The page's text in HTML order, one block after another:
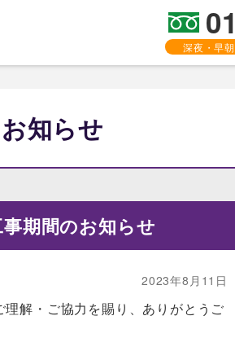
深夜・早
お知らせ
期間のお知らせ
2023年8月11日
解・ご協力を賜り、ありがとうご